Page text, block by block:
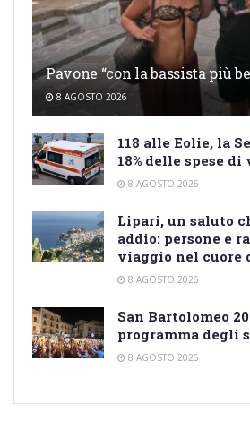
Pavone “con la bassista più
8 AGOSTO 2026
118 alle Eolie, la
18% delle spese
8 AGOSTO 2026
Lipari, un saluto
addio: persone e
viaggio nel cuore
8 AGOSTO 2026
San Bartolomeo
programma degli
8 AGOSTO 2026